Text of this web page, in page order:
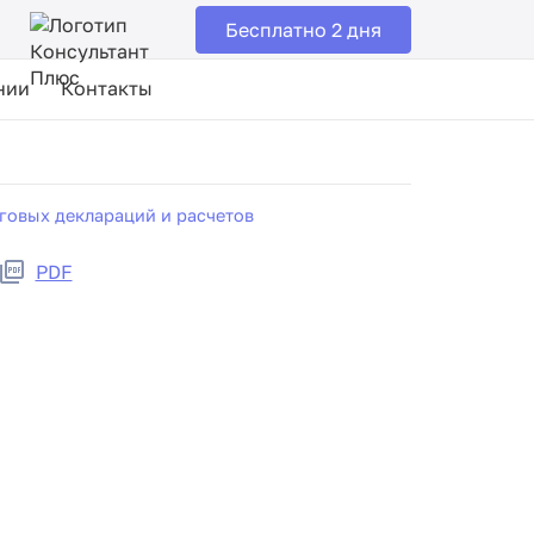
Бесплатно 2 дня
Контакты
деклараций и расчетов
PDF